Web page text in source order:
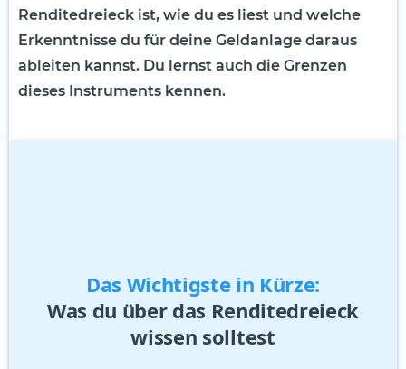
Renditedreieck ist, wie du es liest und welche
Erkenntnisse du für deine Geldanlage daraus
ableiten kannst. Du lernst auch die Grenzen
dieses Instruments kennen.
Das Wichtigste in Kürze:
Was du über das Renditedreieck
wissen solltest